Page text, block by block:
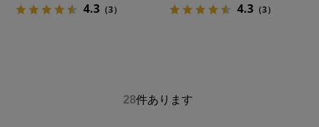
4.3 （3） 4.3 （3）
28件あります